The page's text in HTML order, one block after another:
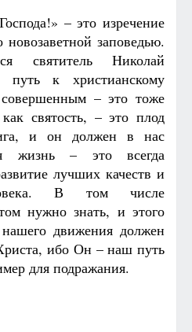
– это изречение
новозаветной заповедью.
святитель Николай
путь к христианскому
– это тоже
святость, – это плод
и он должен в нас
жизнь – это всегда
лучших качеств и
В том числе
нужно знать, и этого
движения должен
ибо Он – наш путь
для подражания.